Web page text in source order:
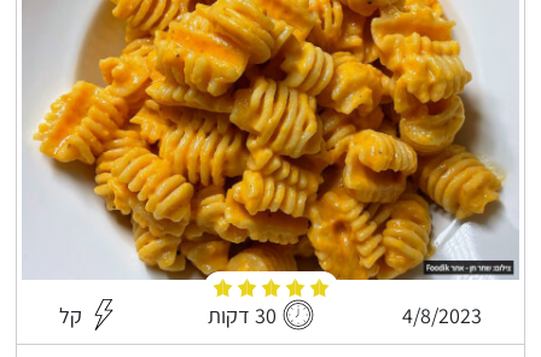
4/8/2023 30 דקות קל